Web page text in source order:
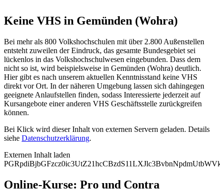
Keine VHS in Gemünden (Wohra)
Bei mehr als 800 Volkshochschulen mit über 2.800 Außenstellen
entsteht zuweilen der Eindruck, das gesamte Bundesgebiet sei
lückenlos in das Volkshochschulwesen eingebunden. Dass dem
nicht so ist, wird beispielsweise in Gemünden (Wohra) deutlich.
Hier gibt es nach unserem aktuellen Kenntnisstand keine VHS
direkt vor Ort. In der näheren Umgebung lassen sich dahingegen
geeignete Anlaufstellen finden, sodass Interessierte jederzeit auf
Kursangebote einer anderen VHS Geschäftsstelle zurückgreifen
können.
Bei Klick wird dieser Inhalt von externen Servern geladen. Details
siehe Datenschutzerklärung.
Externen Inhalt laden
Online-Kurse: Pro und Contra